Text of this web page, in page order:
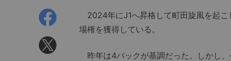
2024年にJ1へ昇格して町田旋風を起こ
場権を獲得している。
昨年は4バックが基調だった。しかし